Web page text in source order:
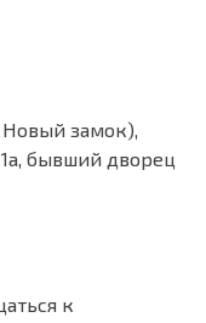
Новый замок),
бывший дворец
к